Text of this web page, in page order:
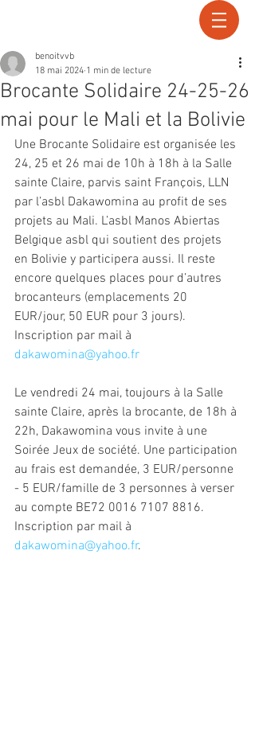
Brocante Solidaire 24-25-26
mai pour le Mali et la Bolivie
benoitvvb
18 mai 2024 1 min de lecture
Une Brocante Solidaire est organisée les
24, 25 et 26 mai de 10h à 18h à la Salle
sainte Claire, parvis saint François, LLN
par l’asbl Dakawomina au profit de ses
projets au Mali. L’asbl Manos Abiertas
Belgique asbl qui soutient des projets
en Bolivie y participera aussi. Il reste
encore quelques places pour d’autres
brocanteurs (emplacements 20
EUR/jour, 50 EUR pour 3 jours).
Inscription par mail à
dakawomina@yahoo.fr
Le vendredi 24 mai, toujours à la Salle
sainte Claire, après la brocante, de 18h à
22h, Dakawomina vous invite à une
Soirée Jeux de société. Une participation
au frais est demandée, 3 EUR/personne
- 5 EUR/famille de 3 personnes à verser
au compte BE72 0016 7107 8816.
Inscription par mail à
dakawomina@yahoo.fr.